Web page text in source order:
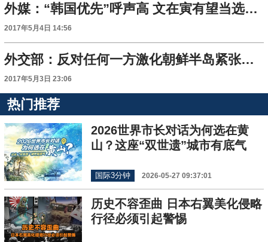
外媒：“韩国优先”呼声高 文在寅有望当选韩总统
2017年5月4日 14:56
外交部：反对任何一方激化朝鲜半岛紧张局势
2017年5月3日 23:06
热门推荐
2026世界市长对话为何选在黄
山？这座“双世遗”城市有底气
国际3分钟 2026-05-27 09:37:01
历史不容歪曲 日本右翼美化侵略
行径必须引起警惕